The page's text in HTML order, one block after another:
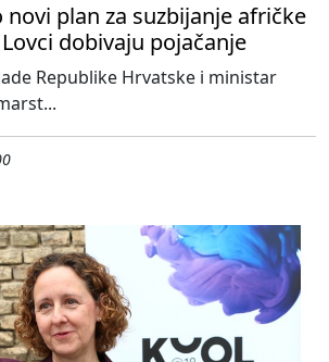
plan za suzbijanje afričke
dobivaju pojačanje
Republike Hrvatske i ministar